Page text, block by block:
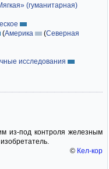
(гуманитарная)
(Америка (Северная
исследования
из-под контроля железным
© Кел-кор